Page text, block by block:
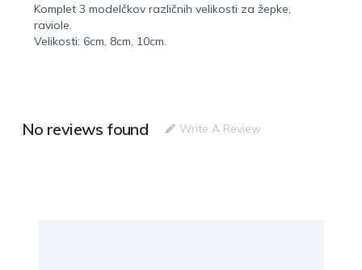
Komplet 3 modelčkov različnih velikosti za žepke,
raviole.
Velikosti: 6cm, 8cm, 10cm.
No reviews found Write A Review